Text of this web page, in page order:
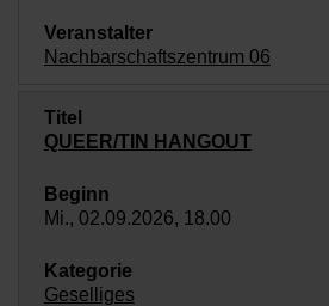
Nachbarschaftszentrum 06
QUEER/TIN HANGOUT
Mi., 02.09.2026, 18.00
Geselliges